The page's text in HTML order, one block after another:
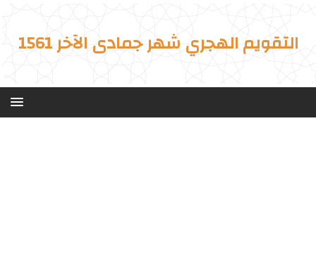
التقويم الهجري شهر جمادى الآخر 1561